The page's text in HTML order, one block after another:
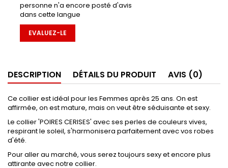
personne n'a encore posté d'avis
dans cette langue
EVALUEZ-LE
DESCRIPTION DÉTAILS DU PRODUIT AVIS (0)
Ce collier est idéal pour les Femmes après 25 ans. On est
affirmée, on est mature, mais on veut être séduisante et sexy.
Le collier 'POIRES CERISES' avec ses perles de couleurs vives,
respirant le soleil, s'harmonisera parfaitement avec vos robes
d'été.
Pour aller au marché, vous serez toujours sexy et encore plus
attirante avec notre collier.